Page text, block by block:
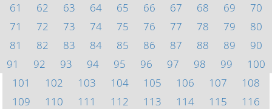
61
62 63 64 65 66 67 68 69
70
71
72 73 74 75 76 77 78 79
80
81
82 83 84 85 86 87 88 89
90
91
92 93 94 95 96 97 98 99
100
101
102 103 104 105 106 107
108
109
110 111 112 113 114 115
116